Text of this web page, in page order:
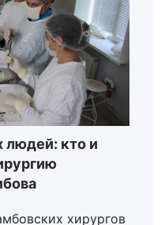
людей: кто и
хирургов